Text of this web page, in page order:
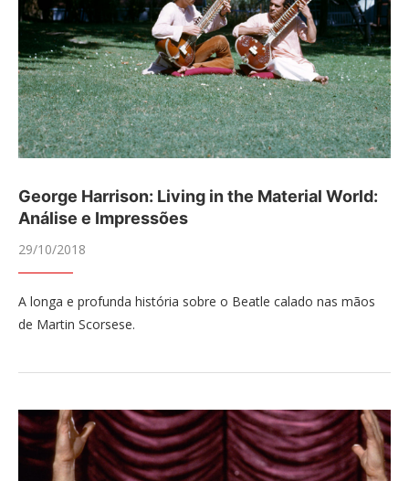
George Harrison: Living in the Material World:
Análise e Impressões
29/10/2018
A longa e profunda história sobre o Beatle calado nas mãos
de Martin Scorsese.